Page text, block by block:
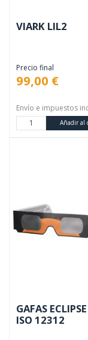
VIARK LIL2
Precio final
99,00 €
Envío e impuestos
Añadir al
GAFAS
ISO 12312